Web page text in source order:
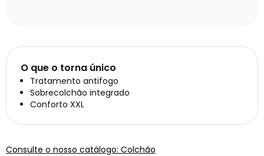
O que o torna único
Tratamento antifogo
Sobrecolchão integrado
Conforto XXL
Consulte o nosso catálogo: Colchão